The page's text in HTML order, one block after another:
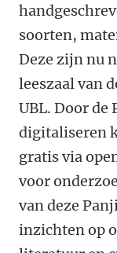
soorten,
Deze zijn nu
leeszaal van
UBL. Door
digitaliseren
gratis via
voor
van deze
inzichten op